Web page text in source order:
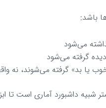
باشد:
می‌شود
گرفته می‌شود
یا بد» گرفته می‌شوند، نه
شبیه داشبورد آماری است تا